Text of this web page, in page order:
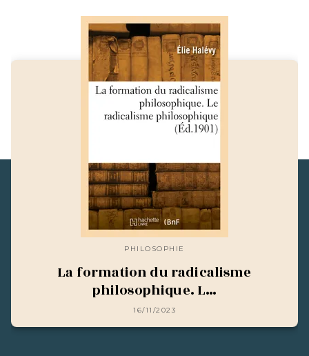
PHILOSOPHIE
La formation du radicalisme
philosophique. L…
16/11/2023